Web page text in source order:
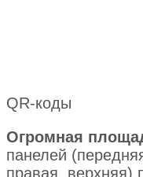
QR-коды
Огромная
панелей
правая, верхняя)